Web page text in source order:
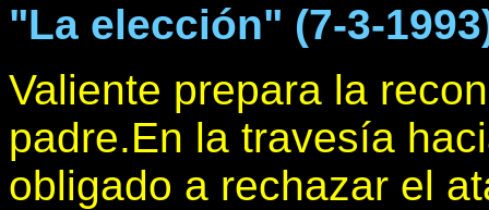
"La elección" (7-3-
Valiente prepara la
padre.En la travesía
obligado a rechazar el